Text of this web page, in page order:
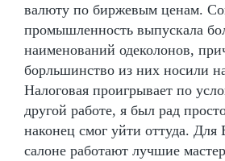
валюту по биржевым ценам.
промышленность выпускала
наименований одеколонов,
борльшинство из них носили
Налоговая проигрывает по
другой работе, я был рад
наконец смог уйти оттуда.
салоне работают лучшие